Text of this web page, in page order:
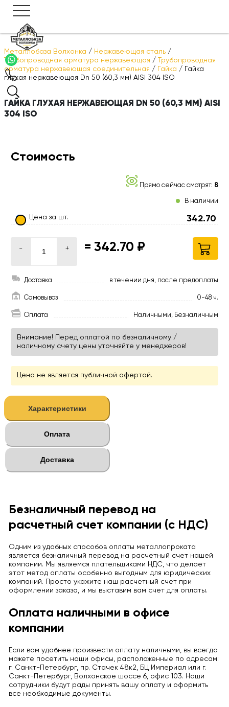
Металлобаза Волхонка / Нержавеющая сталь /
Трубопроводная арматура нержавеющая /
Трубопроводная
арматура нержавеющая соединительная / Гайка /
Гайка
глухая нержавеющая Dn 50 (60,3 мм) AISI 304 ISO
ГАЙКА ГЛУХАЯ НЕРЖАВЕЮЩАЯ DN 50 (60,3 ММ) AISI
304 ISO
Стоимость
Прямо сейчас смотрят: 8
В наличии
Цена за шт. 342.70
- + = 342.70 ₽
Доставка в течении дня, после предоплаты
Самовывоз 0-48 ч.
Оплата Наличными, Безналичным
Внимание! Перед оплатой по безналичному /
наличному счету цены уточняйте у менеджеров!
Цена не является публичной офертой.
Характеристики
Оплата
Доставка
Безналичный перевод на
расчетный счет компании (с НДС)
Одним из удобных способов оплаты металлопроката
является безналичный перевод на расчетный счет нашей
компании. Мы являемся плательщиками НДС, что делает
этот метод оплаты особенно выгодным для юридических
компаний. Просто укажите наш расчетный счет при
оформлении заказа, и мы выставим вам счет для оплаты.
Оплата наличными в офисе
компании
Если вам удобнее произвести оплату наличными, вы всегда
можете посетить наши офисы, расположенные по адресам:
г. Санкт-Петербург, пр. Стачек 48к2, БЦ Империал или г.
Санкт-Петербург, Волхонское шоссе 6, офис 103. Наши
сотрудники будут рады принять вашу оплату и оформить
все необходимые документы.